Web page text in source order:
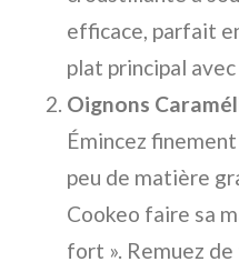
efficace, parfait
plat principal
Oignons
Émincez
peu de matière
Cookeo faire sa
fort ». Remuez de